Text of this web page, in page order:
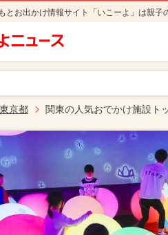
とお出かけ情報サイト「いこーよ」は親子
東京都 関東の人気おでかけ施設ト